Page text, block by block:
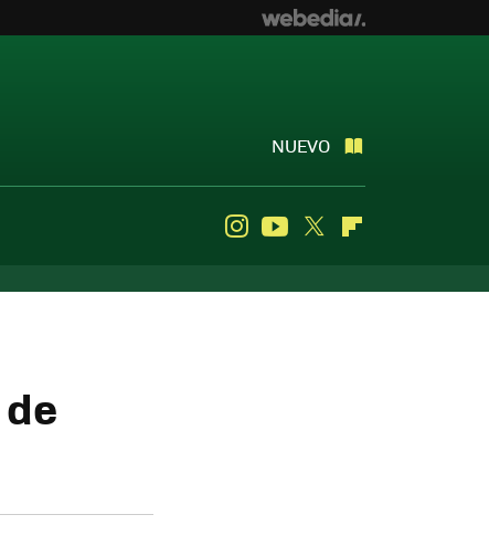
NUEVO
InstagramYoutube
Twitter